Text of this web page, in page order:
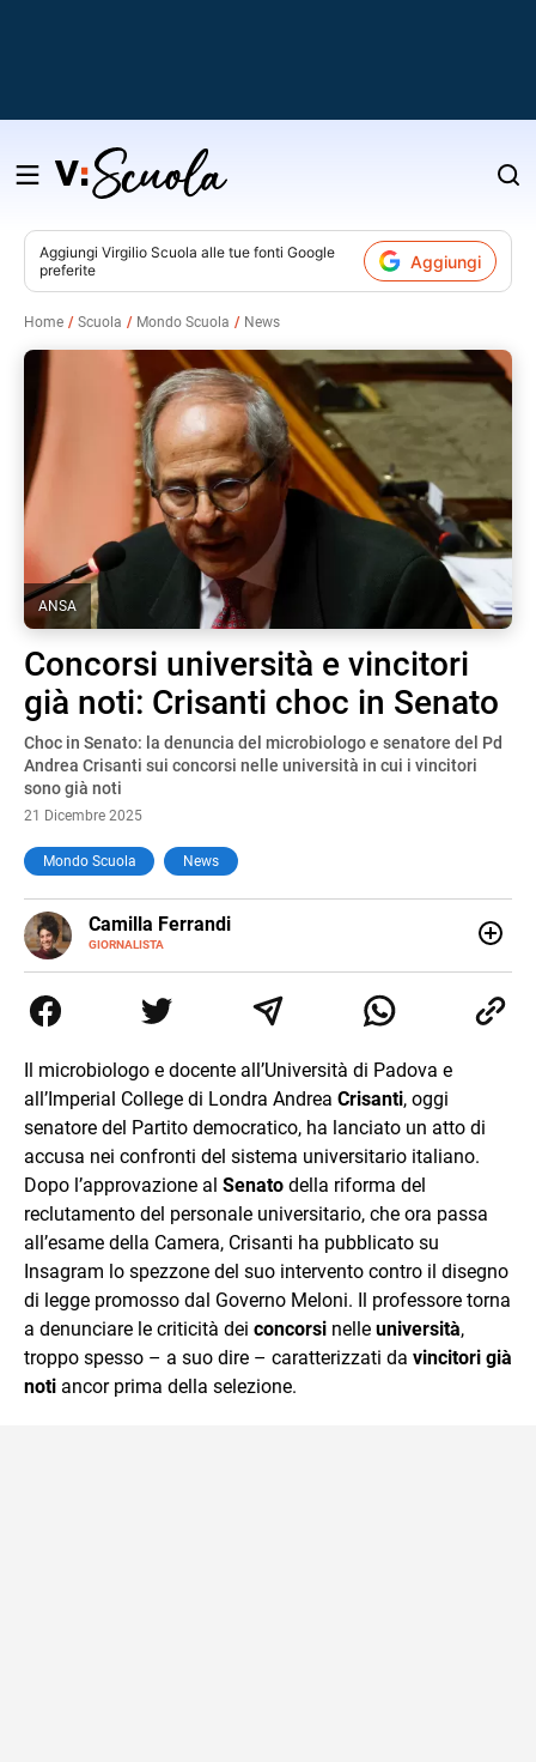
Salta
contenuto
Aggiungi Virgilio Scuola alle tue fonti Google
preferite
Aggiungi
Home Scuola Mondo Scuola News
ANSA
Concorsi università e vincitori
già noti: Crisanti choc in Senato
Choc in Senato: la denuncia del microbiologo e senatore del Pd
Andrea Crisanti sui concorsi nelle università in cui i vincitori
sono già noti
21 Dicembre 2025
Mondo Scuola News
Camilla Ferrandi
GIORNALISTA
E-
MAIL
LINKEDIN
di trasformare la passione per la scrittura in un lavoro, e
da lì non mi sono più fermata. L’attualità è il mio pane
mente.
Il microbiologo e docente all’Università di Padova e
all’Imperial College di Londra Andrea Crisanti, oggi
senatore del Partito democratico, ha lanciato un atto di
accusa nei confronti del sistema universitario italiano.
Dopo l’approvazione al Senato della riforma del
reclutamento del personale universitario, che ora passa
all’esame della Camera, Crisanti ha pubblicato su
Insagram lo spezzone del suo intervento contro il disegno
di legge promosso dal Governo Meloni. Il professore torna
a denunciare le criticità dei concorsi nelle università,
troppo spesso – a suo dire – caratterizzati da vincitori già
noti ancor prima della selezione.